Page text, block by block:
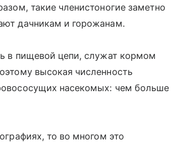
такие членистоногие заметно
дачникам и горожанам.
в пищевой цепи, служат кормом
высокая численность
насекомых: чем больше
то во многом это